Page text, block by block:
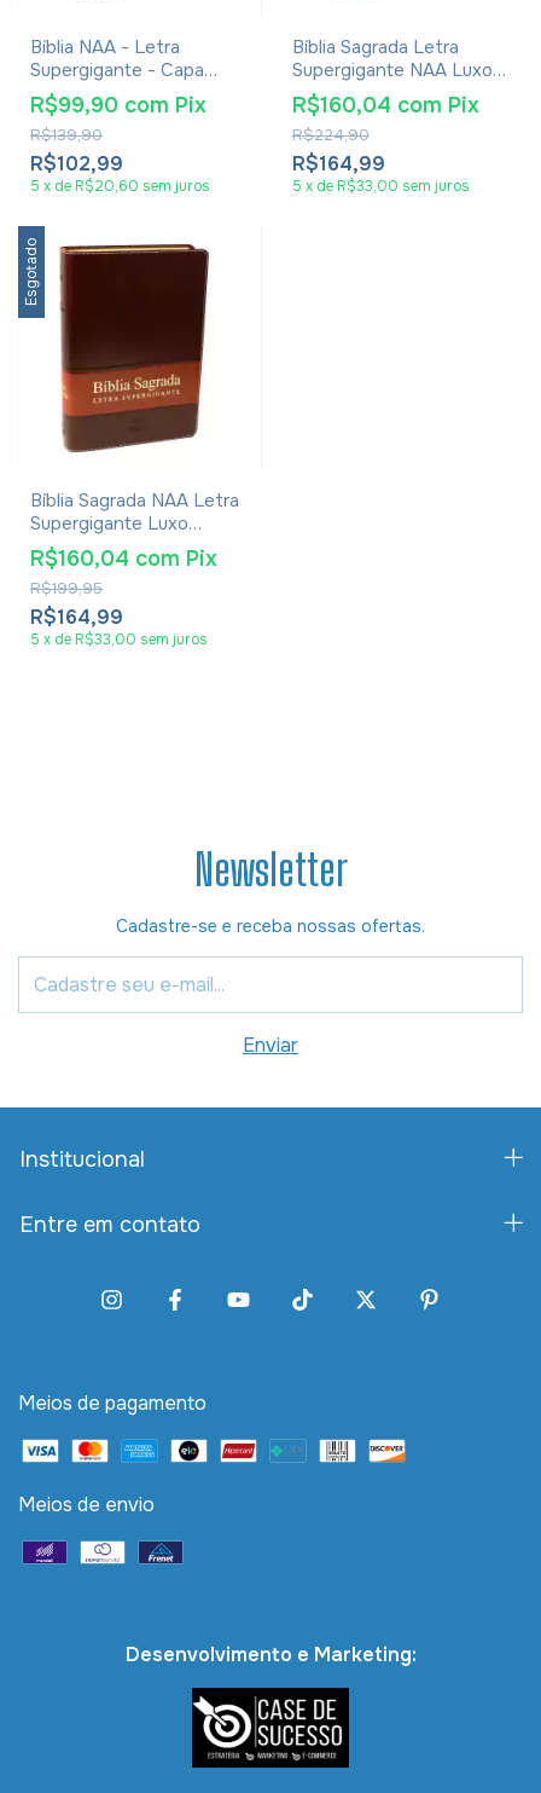
Bíblia NAA - Letra
Supergigante - Capa
Luxo Azul E Rosa
R$102,99
R$139,90
R$99,90 com Pix
5 x de R$20,60 sem juros
Bíblia Sagrada Letra
Supergigante NAA Luxo
Rosa
R$164,99
R$224,90
R$160,04 com Pix
5 x de R$33,00 sem juros
Esgotado
Bíblia Sagrada NAA Letra
Supergigante Luxo
Marrom
R$164,99
R$199,95
R$160,04 com Pix
5 x de R$33,00 sem juros
Newsletter
Cadastre-se e receba nossas ofertas.
Institucional
Entre em contato
Meios de pagamento
Meios de envio
Desenvolvimento e Marketing: